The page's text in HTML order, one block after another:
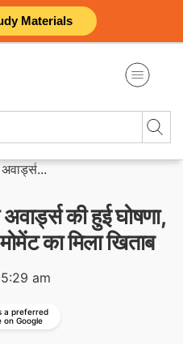
Materials
की हुई घोषणा,
का मिला खिताब
am
a preferred
on Google